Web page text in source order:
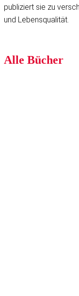
publiziert sie zu
und Lebensqualität.
Alle Bücher